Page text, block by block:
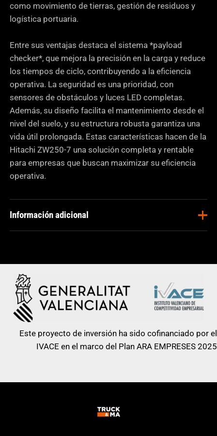
como movimiento de tierras, gestión de residuos y
logística portuaria.
Entre sus ventajas destaca el sistema *payload
checker*, que mejora la precisión en la carga y reduce
los tiempos de ciclo, contribuyendo a la eficiencia
operativa. La seguridad es una prioridad, con
sensores de obstáculos y luces LED completas.
Además, su diseño facilita el mantenimiento desde el
nivel del suelo, y su estructura robusta garantiza una
vida útil prolongada. Estas características hacen de la
Hitachi ZW250-7 una solución completa y rentable
para empresas que buscan maximizar su eficiencia
operativa.
Información adicional
Este proyecto de inversión ha sido cofinanciado por el
IVACE en el marco del Plan ARA EMPRESES 2025